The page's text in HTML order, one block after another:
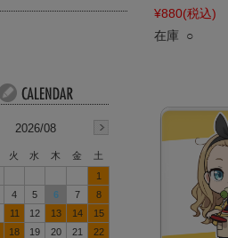
¥880(税込)
在庫 ○
2026/08
火 水 木 金
土
1
4 5 6 7
8
11 12 13 14
15
18 19 20 21
22